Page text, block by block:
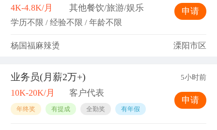
4K-4.8K/月 其他餐饮/旅游/娱乐
学历不限 / 经验不限 / 年龄不限
申请
杨国福麻辣烫 溧阳市区
业务员(月薪2万+) 5小时前
10K-20K/月 客户代表
年终奖 有提成 全勤奖 有年假
申请